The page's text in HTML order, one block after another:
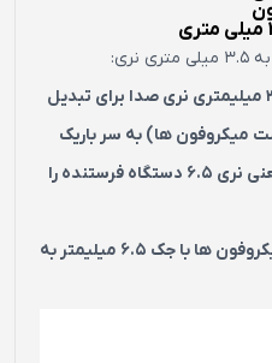
تبدیل جک 6.5 مادگی به جک 3.5 میلیمتری نری صدا برای تبدیل
درشت میکروفون ها) به سر باریک
3.5 استریو استفاده می شود؛ یعنی نری 6.5 دستگاه فرستنده را
این تبدیل برای تبدیل سوکت میکروفون ها با جک 6.5 میلیمتر به